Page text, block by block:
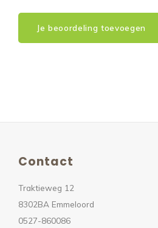
Je beoordeling toevoegen
Contact
Traktieweg 12
8302BA Emmeloord
0527-860086